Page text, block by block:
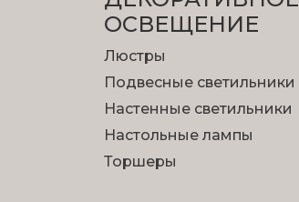
ОСВЕЩЕНИЕ
Люстры
Подвесные светильники
Настенные светильники
Настольные лампы
Торшеры